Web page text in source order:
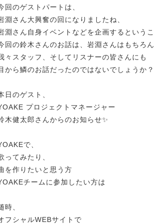
回のゲストパートは、
淵さん大興奮の回になりましたね、
淵さん自身イベントなどを企画するという
回の鈴木さんのお話は、岩淵さんはもちろん
々スタッフ、そしてリスナーの皆さんにも
から鱗のお話だったのではないでしょうか？
日のゲスト、
プロジェクトマネージャー
木健太郎さんからのお知らせ✨
で、
ってみたり、
を作りたいと思う方
チームに参加したい方は
時、
フシャルWEBサイトで